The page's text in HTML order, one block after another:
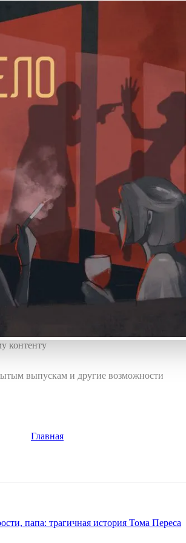
контенту
выпускам и другие возможности
Главная
папа: трагичная история Тома Переса